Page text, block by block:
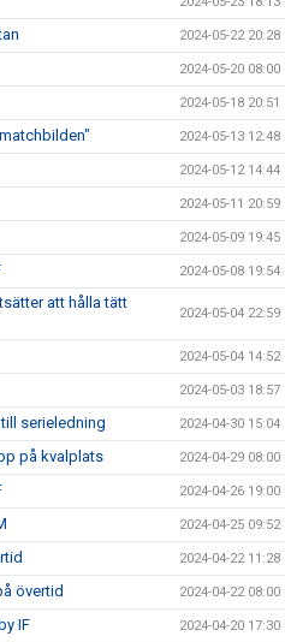
2024-05-22 20:28
2024-05-20 08:00
2024-05-18 20:51
2024-05-13 12:48
2024-05-12 14:44
2024-05-11 20:59
2024-05-09 19:45
2024-05-08 19:54
att hålla tätt
2024-05-04 22:59
2024-05-04 14:52
2024-05-03 18:57
serieledning 2024-04-30 15:04
på kvalplats 2024-04-29 08:00
2024-04-26 19:00
2024-04-25 09:52
2024-04-22 11:28
övertid 2024-04-22 08:00
IF 2024-04-20 17:30